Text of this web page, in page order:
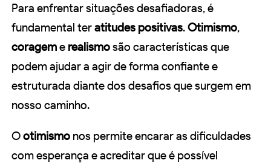
Para enfrentar situações desafiadoras, é
fundamental teratitudes positivas.Otimismo,
corageme realismosão características que
podem ajudar a agir de forma confiante e
estruturada diante dos desafios que surgem em
nosso caminho.
Ootimismo nos permite encarar as dificuldades
com esperança e acreditar que é possível